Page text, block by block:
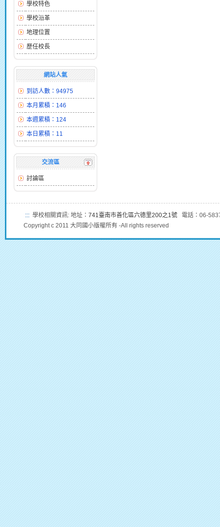
學校特色
學校沿革
地理位置
歷任校長
網站人氣
到訪人數：94975
本月累積：146
本週累積：124
本日累積：11
交流區
討論區
::: 學校相關資訊: 地址： 741臺南市善化區六德里200之1號 電話：06-
Copyright c 2011 大同國小版權所有 -All rights reserved